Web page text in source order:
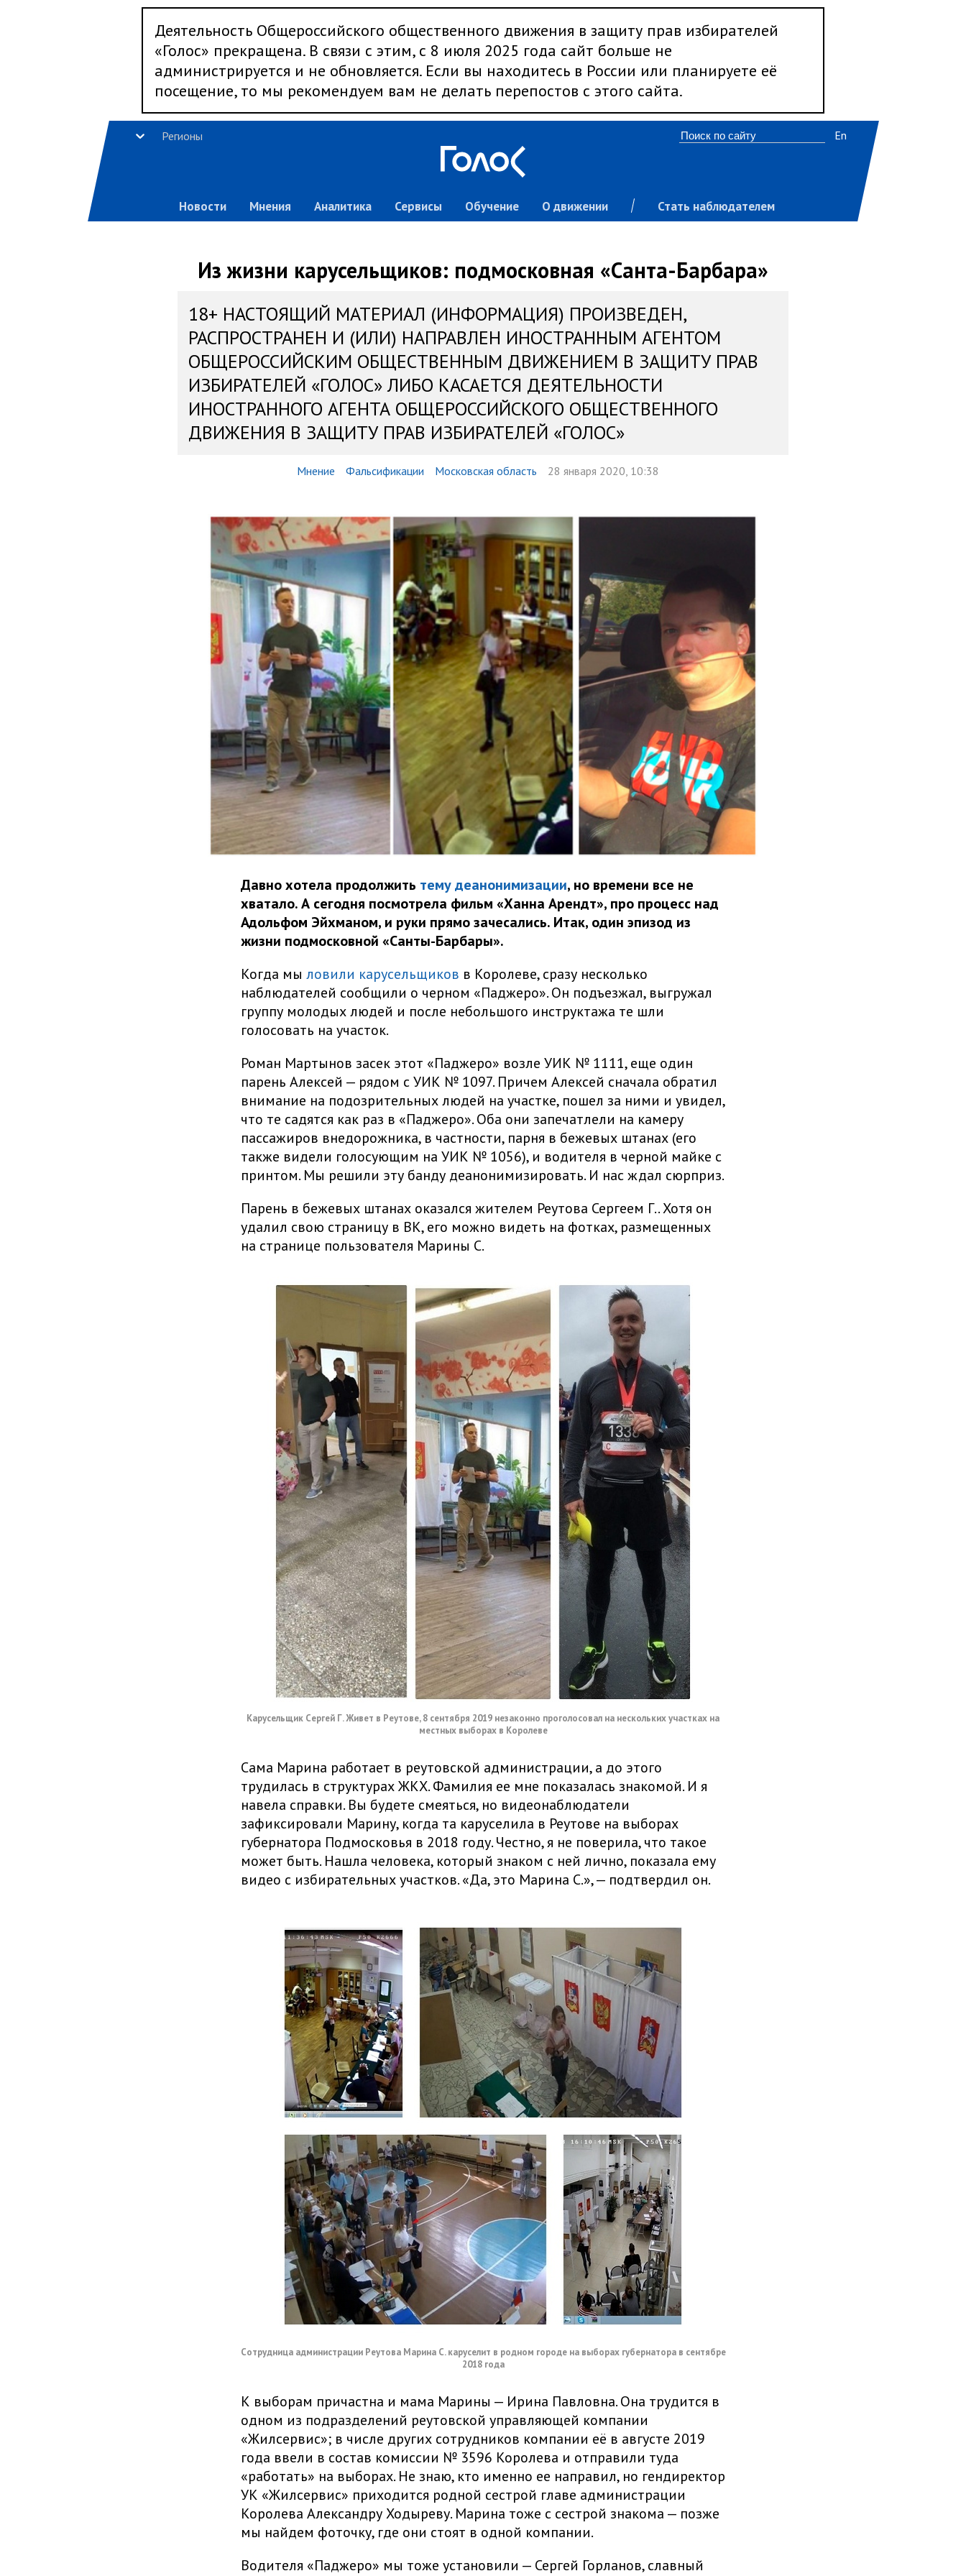
Деятельность Общероссийского общественного движения в защиту прав избирателей
«Голос» прекращена. В связи с этим, с 8 июля 2025 года сайт больше не
администрируется и не обновляется. Если вы находитесь в России или планируете её
посещение, то мы рекомендуем вам не делать перепостов с этого сайта.
Регионы
Новости Мнения Аналитика Сервисы Обучение О движении Стать наблюдателем
En
Из жизни карусельщиков: подмосковная «Санта-Барбара»
18+ НАСТОЯЩИЙ МАТЕРИАЛ (ИНФОРМАЦИЯ) ПРОИЗВЕДЕН,
РАСПРОСТРАНЕН И (ИЛИ) НАПРАВЛЕН ИНОСТРАННЫМ АГЕНТОМ
ОБЩЕРОССИЙСКИМ ОБЩЕСТВЕННЫМ ДВИЖЕНИЕМ В ЗАЩИТУ ПРАВ
ИЗБИРАТЕЛЕЙ «ГОЛОС» ЛИБО КАСАЕТСЯ ДЕЯТЕЛЬНОСТИ
ИНОСТРАННОГО АГЕНТА ОБЩЕРОССИЙСКОГО ОБЩЕСТВЕННОГО
ДВИЖЕНИЯ В ЗАЩИТУ ПРАВ ИЗБИРАТЕЛЕЙ «ГОЛОС»
Мнение Фальсификации Московская область 28 января 2020, 10:38
Давно хотела продолжить тему деанонимизации, но времени все не
хватало. А сегодня посмотрела фильм «Ханна Арендт», про процесс над
Адольфом Эйхманом, и руки прямо зачесались. Итак, один эпизод из
жизни подмосковной «Санты-Барбары».
Когда мы ловили карусельщиков в Королеве, сразу несколько
наблюдателей сообщили о черном «Паджеро». Он подъезжал, выгружал
группу молодых людей и после небольшого инструктажа те шли
голосовать на участок.
Роман Мартынов засек этот «Паджеро» возле УИК № 1111, еще один
парень Алексей — рядом с УИК № 1097. Причем Алексей сначала обратил
внимание на подозрительных людей на участке, пошел за ними и увидел,
что те садятся как раз в «Паджеро». Оба они запечатлели на камеру
пассажиров внедорожника, в частности, парня в бежевых штанах (его
также видели голосующим на УИК № 1056), и водителя в черной майке с
принтом. Мы решили эту банду деанонимизировать. И нас ждал сюрприз.
Парень в бежевых штанах оказался жителем Реутова Сергеем Г.. Хотя он
удалил свою страницу в ВК, его можно видеть на фотках, размещенных
на странице пользователя Марины С.
Карусельщик Сергей Г. Живет в Реутове, 8 сентября 2019 незаконно проголосовал на нескольких участках на
местных выборах в Королеве
Сама Марина работает в реутовской администрации, а до этого
трудилась в структурах ЖКХ. Фамилия ее мне показалась знакомой. И я
навела справки. Вы будете смеяться, но видеонаблюдатели
зафиксировали Марину, когда та каруселила в Реутове на выборах
губернатора Подмосковья в 2018 году. Честно, я не поверила, что такое
может быть. Нашла человека, который знаком с ней лично, показала ему
видео с избирательных участков. «Да, это Марина С.», — подтвердил он.
Сотрудница администрации Реутова Марина С. каруселит в родном городе на выборах губернатора в сентябре
2018 года
К выборам причастна и мама Марины — Ирина Павловна. Она трудится в
одном из подразделений реутовской управляющей компании
«Жилсервис»; в числе других сотрудников компании её в августе 2019
года ввели в состав комиссии № 3596 Королева и отправили туда
«работать» на выборах. Не знаю, кто именно ее направил, но гендиректор
УК «Жилсервис» приходится родной сестрой главе администрации
Королева Александру Ходыреву. Марина тоже с сестрой знакома — позже
мы найдем фоточку, где они стоят в одной компании.
Водителя «Паджеро» мы тоже установили — Сергей Горланов, славный